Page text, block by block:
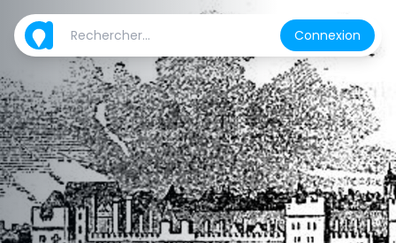
Connexion